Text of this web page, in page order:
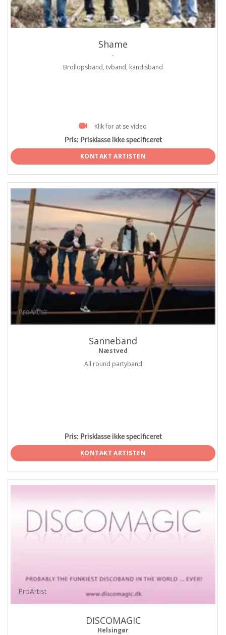
ProArtist
Shame
.
Bröllopsband, tvband, kändisband
Klik for at se video
Pris: Prisklasse ikke specificeret
KONTAKT ARTISTEN
ProArtist
Sanneband
Næstved
All round partyband
Pris: Prisklasse ikke specificeret
KONTAKT ARTISTEN
ProArtist
DISCOMAGIC
Helsingør